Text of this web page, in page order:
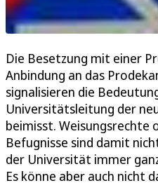
Die Besetzung mit einer
Anbindung an das
signalisieren die
Universitätsleitung der
beimisst. Weisungsrechte
Befugnisse sind damit
der Universität immer
Es könne aber auch nicht